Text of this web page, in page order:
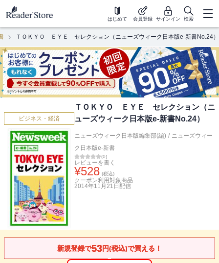
はじめて 会員登録 サインイン 検索
ＴＯＫＹＯ ＥＹＥ セレクション（ニューズウィーク日本版e-新書No.24）
ビジネス・経済
ＴＯＫＹＯ ＥＹＥ セレクション（ニ
ューズウィーク日本版e-新書No.24）
ニューズウィーク日本版編集部(編) / ニューズウィー
ク日本版e-新書
(0)
レビューを書く
¥528 (税込)
クーポン利用対象商品
2014年11月21日 配信
新規登録で53円(税込)で買える！